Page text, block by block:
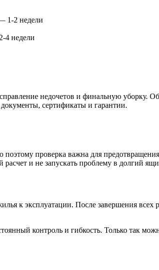
1-2 недели
4 недели
недочетов и финальную уборку.
сертификаты и гарантии.
проверка важна для
и не запускать проблему в долгий
к эксплуатации. После завершения всех
контроль и гибкость. Только так